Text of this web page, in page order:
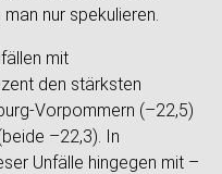
nur spekulieren.
mit
den stärksten
Vorpommern (–22,5)
–22,3). In
Unfälle hingegen mit –